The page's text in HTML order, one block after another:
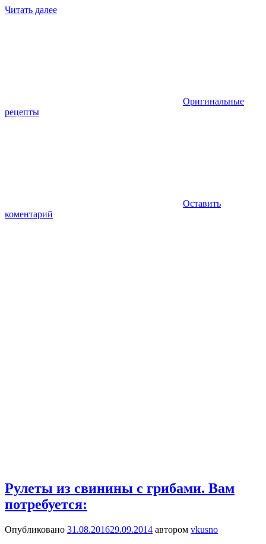
Читать далее
Оригинальные
рецепты
Оставить
коментарий
Рулеты из свинины с грибами. Вам
потребуется:
Опубликовано 31.08.201629.09.2014 автором vkusno